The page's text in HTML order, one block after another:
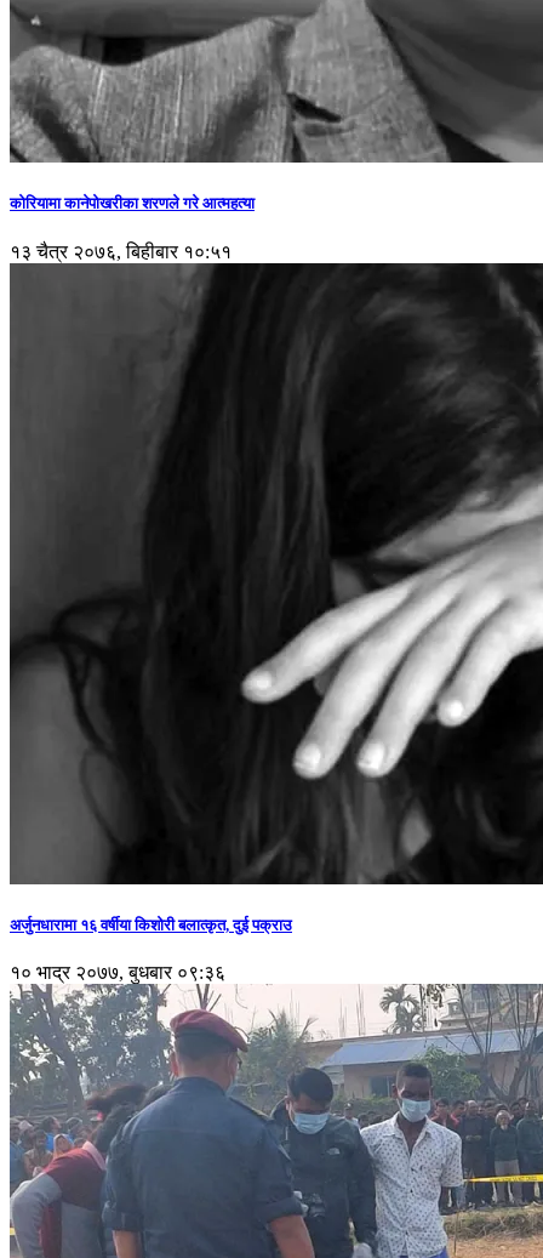
कोरियामा कानेपोखरीका शरणले गरे आत्महत्या
१३ चैत्र २०७६, बिहीबार १०:५१
अर्जुनधारामा १६ वर्षीया किशोरी बलात्कृत, दुई पक्राउ
१० भाद्र २०७७, बुधबार ०९:३६